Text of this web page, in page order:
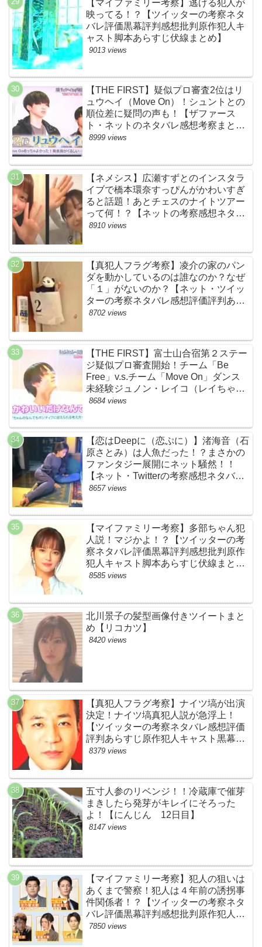
【マイファミリー考察】逃げる犯人が
映ってる！？【ツイッターの考察ネタ
バレ評価黒幕評判感想批判原作犯人キ
ャスト脚本あらすじ伏線まとめ】
9013 views
【THE FIRST】疑似プロ審査2位はリ
ュウヘイ（Move On）！シュントとの
順位差に疑問の声も！【ザファース
ト・ネットのネタバレ感想考察まと
め・スッキリ・BE:FIRST・ビーファ
8999 views
【ネメシス】広瀬すずとのインスタラ
イブで橋本環奈すっぴんがかわいすぎ
ると話題！あとチェスのナイトツアー
って何！？【ネットの考察感想ネタバ
レまとめ【第９話】
8910 views
【真犯人フラグ考察】凌介の家のパン
ダを動かしているのは誰なのか？なぜ
「１」がないのか？【ネット・ツイッ
ターの考察ネタバレ感想評価評判あら
すじ原作犯人キャスト黒幕伏線まと
8702 views
【THE FIRST】富士山合宿第２ステー
ジ疑似プロ審査開始！チーム「Be
Free」v.s.チーム「Move On」ダンス
未経験ジュノン・レイコ（レイちゃ
ん）頑張れ！ルイルイかわいすぎる
BE:FIRST・ビーファースト】
8684 views
【恋はDeepに（恋ぷに）】渚海音（石
原さとみ）は人魚だった！？まさかの
ファンタジー展開にネット騒然！！
【ネット・Twitterの考察感想ネタバレ
評価評判あらすじまとめ】
8657 views
【マイファミリー考察】多部ちゃん犯
人説！マジかよ！？【ツイッターの考
察ネタバレ評価黒幕評判感想批判原作
犯人キャスト脚本あらすじ伏線まと
め・多部未華子】
8585 views
北川景子の髪型画像付きツイートまと
め【リコカツ】
8420 views
【真犯人フラグ考察】ナイツ塙が出演
決定！ナイツ塙真犯人説が急浮上！
【ツイッターの考察ネタバレ感想評価
評判あらすじ原作犯人キャスト黒幕伏
線まとめ】
8379 views
五寸人参のリベンジ！！冷蔵庫で催芽
まきしたら発芽がキレイにそろった
よ！【にんじん 12日目】
8147 views
【マイファミリー考察】犯人の狙いは
あくまで警察！犯人は４年前の誘拐事
件関係者！？【ツイッターの考察ネタ
バレ評価黒幕評判感想批判原作犯人キ
ャスト脚本あらすじ伏線まとめ】
7850 views